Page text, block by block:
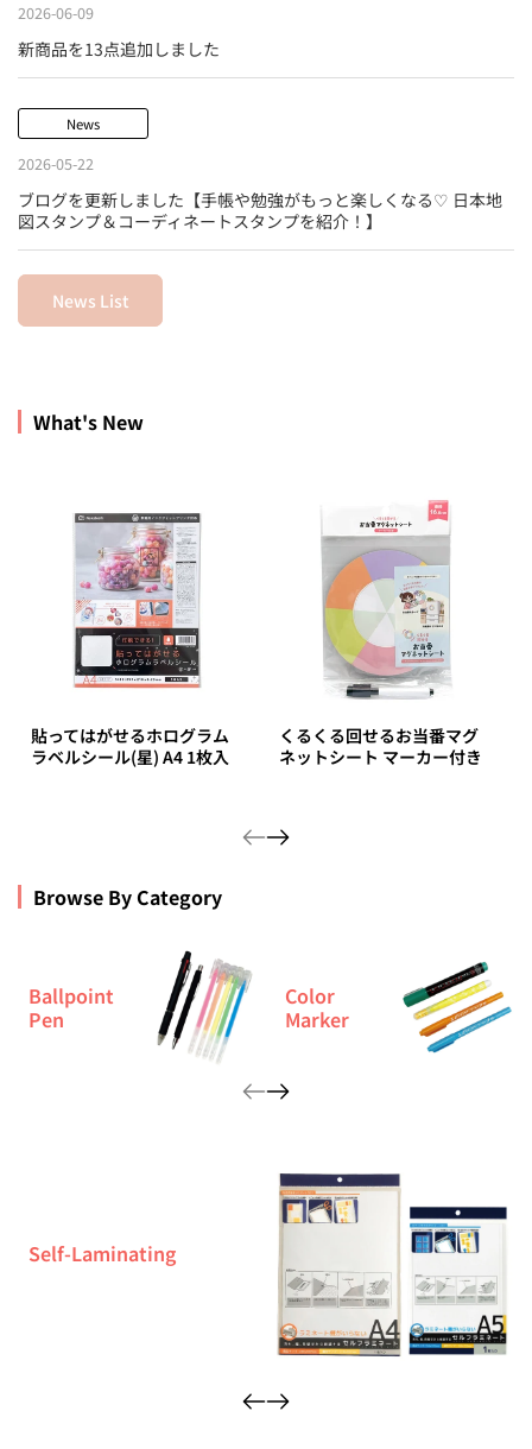
2026-06-09
新商品を13点追加しました
News
2026-05-22
ブログを更新しました【手帳や勉強がもっと楽しくなる♡ 日本地
図スタンプ＆コーディネートスタンプを紹介！】
News List
What's New
貼ってはがせるホログラム
ラベルシール(星) A4 1枚入
くるくる回せるお当番マグ
ネットシート マーカー付き
Browse By Category
Ballpoint
Pen
Color
Marker
Self-Laminating